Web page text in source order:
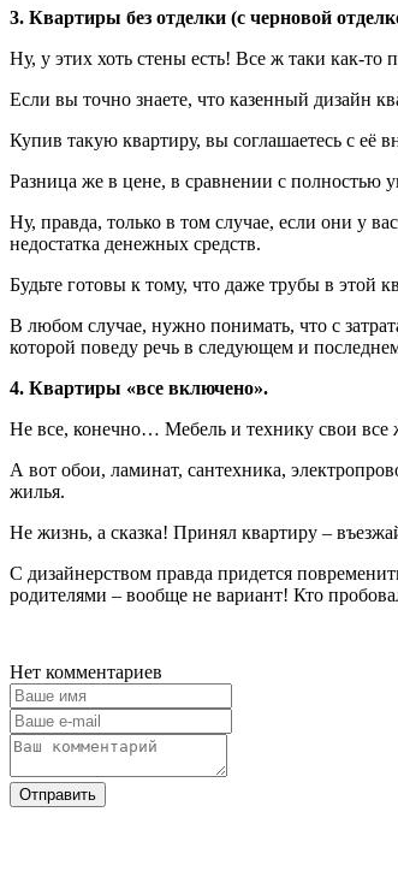
3. Квартиры без отделки (с черновой
Ну, у этих хоть стены есть! Все ж таки как-то
Если вы точно знаете, что казенный дизайн
Купив такую квартиру, вы соглашаетесь с её
Разница же в цене, в сравнении с полностью
Ну, правда, только в том случае, если они у
недостатка денежных средств.
Будьте готовы к тому, что даже трубы в этой
В любом случае, нужно понимать, что с
которой поведу речь в следующем и
4. Квартиры «все включено».
Не все, конечно… Мебель и технику свои все
А вот обои, ламинат, сантехника,
жилья.
Не жизнь, а сказка! Принял квартиру –
С дизайнерством правда придется
родителями – вообще не вариант! Кто
Нет комментариев
Отправить